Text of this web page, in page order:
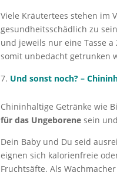
Viele Kräutertees stehen im
gesundheitsschädlich zu
und jeweils nur eine Tasse
somit unbedacht getrunken
Und sonst noch? –
Chininhaltige Getränke wie
für das Ungeborene sein
Dein Baby und Du seid
eignen sich kalorienfreie
Fruchtsäfte. Als